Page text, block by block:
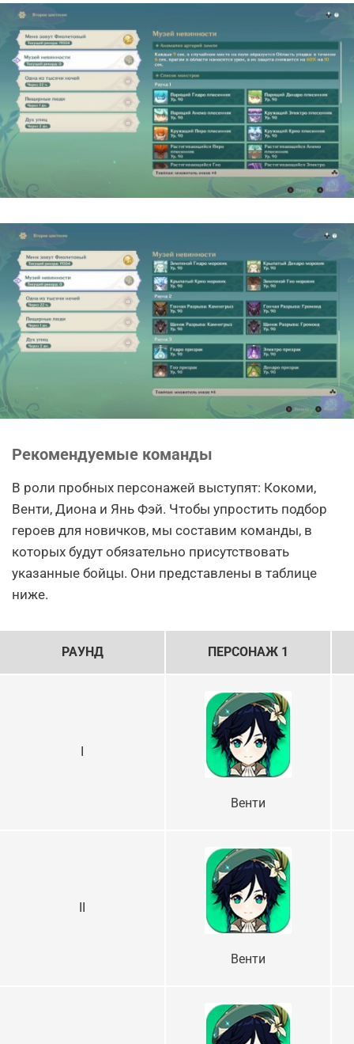
Рекомендуемые команды
В роли пробных персонажей выступят: Кокоми,
Венти, Диона и Янь Фэй. Чтобы упростить подбор
героев для новичков, мы составим команды, в
которых будут обязательно присутствовать
указанные бойцы. Они представлены в таблице
ниже.
РАУНД ПЕРСОНАЖ 1
I
Венти
II
Венти